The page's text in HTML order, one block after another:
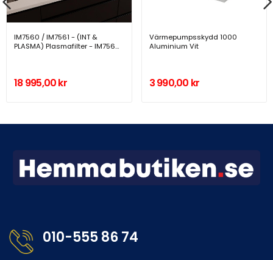
IM7560 / IM7561 - (INT &
PLASMA) Plasmafilter - IM7560
18 995,00 kr
Värmepumpsskydd 1000
Aluminium Vit
3 990,00 kr
010-555 86 74